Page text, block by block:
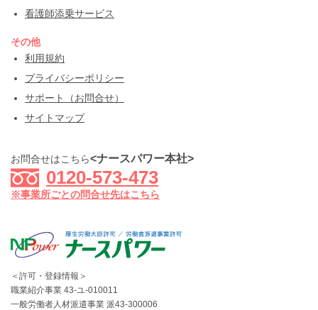
看護師添乗サービス
その他
利用規約
プライバシーポリシー
サポート（お問合せ）
サイトマップ
お問合せはこちら<ナースパワー本社>
0120-573-473
※事業所ごとの問合せ先はこちら
＜許可・登録情報＞
職業紹介事業 43-ユ-010011
一般労働者人材派遣事業 派43-300006